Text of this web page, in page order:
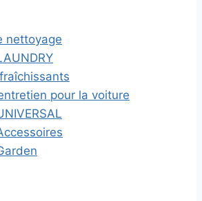
nettoyage
pour la voiture